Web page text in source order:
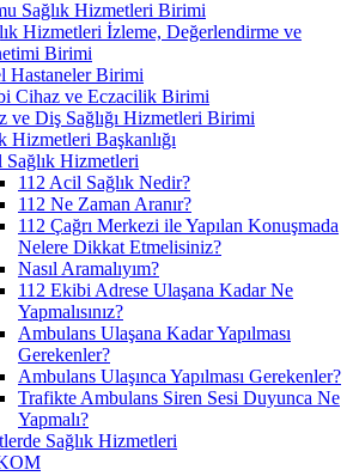
Sağlık Hizmetleri Birimi
Hizmetleri İzleme, Değerlendirme ve
Birimi
Hastaneler Birimi
Cihaz ve Eczacilik Birimi
ve Diş Sağlığı Hizmetleri Birimi
Hizmetleri Başkanlığı
Sağlık Hizmetleri
112 Acil Sağlık Nedir?
112 Ne Zaman Aranır?
112 Çağrı Merkezi ile Yapılan Konuşmada
Nelere Dikkat Etmelisiniz?
Nasıl Aramalıyım?
112 Ekibi Adrese Ulaşana Kadar Ne
Yapmalısınız?
Ambulans Ulaşana Kadar Yapılması
Gerekenler?
Ambulans Ulaşınca Yapılması Gerekenler?
Trafikte Ambulans Siren Sesi Duyunca Ne
Yapmalı?
Sağlık Hizmetleri